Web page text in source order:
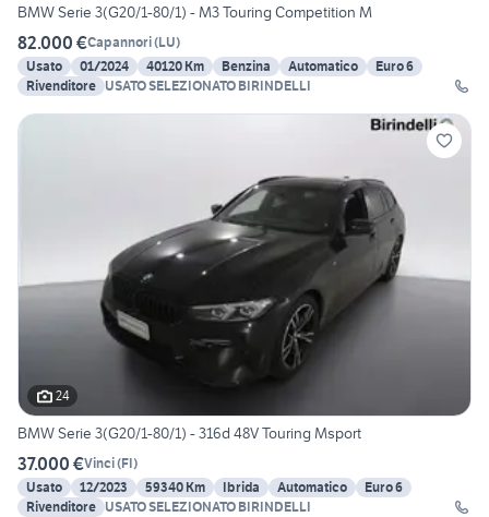
BMW Serie 3(G20/1-80/1) - M3 Touring Competition M
82.000 €Capannori(LU)
Usato
01/2024 40120 Km Benzina Automatico
Euro 6
Rivenditore USATO SELEZIONATO BIRINDELLI
24
BMW Serie 3(G20/1-80/1) - 316d 48V Touring Msport
37.000 €Vinci(FI)
Usato
12/2023 59340 Km Ibrida Automatico
Euro 6
Rivenditore USATO SELEZIONATO BIRINDELLI